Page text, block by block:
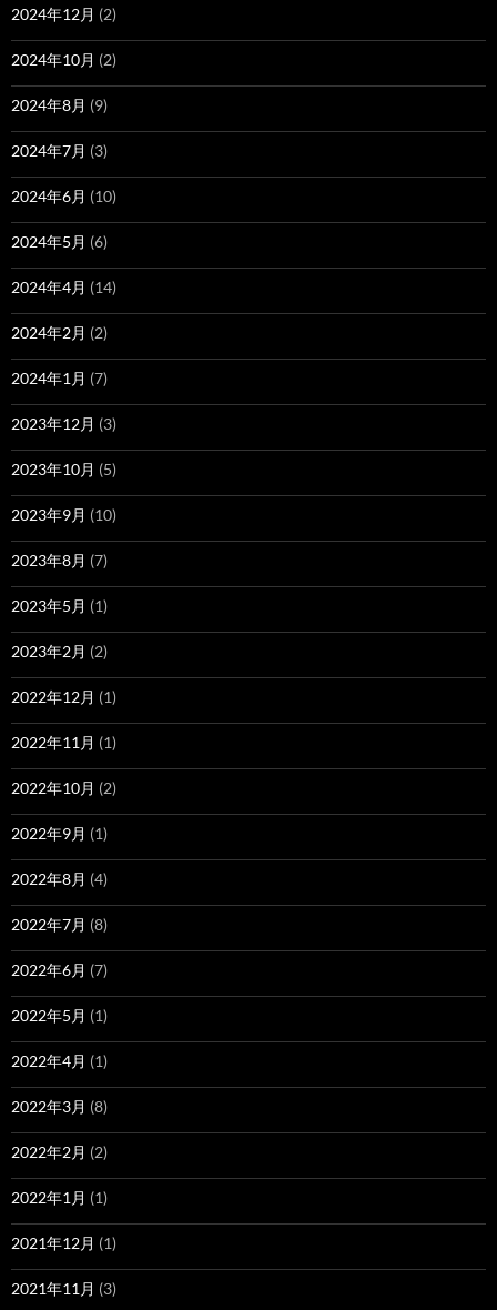
2024年12月 (2)
2024年10月 (2)
2024年8月 (9)
2024年7月 (3)
2024年6月 (10)
2024年5月 (6)
2024年4月 (14)
2024年2月 (2)
2024年1月 (7)
2023年12月 (3)
2023年10月 (5)
2023年9月 (10)
2023年8月 (7)
2023年5月 (1)
2023年2月 (2)
2022年12月 (1)
2022年11月 (1)
2022年10月 (2)
2022年9月 (1)
2022年8月 (4)
2022年7月 (8)
2022年6月 (7)
2022年5月 (1)
2022年4月 (1)
2022年3月 (8)
2022年2月 (2)
2022年1月 (1)
2021年12月 (1)
2021年11月 (3)